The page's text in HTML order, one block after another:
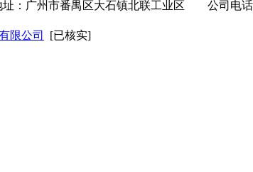
广州市番禺区大石镇北联工业区 公司电
限公司 [已核实]